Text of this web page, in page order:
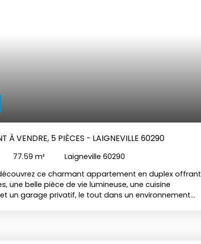
À VENDRE, 5 PIÈCES - LAIGNEVILLE 60290
77.59 m²
Laigneville 60290
ce charmant appartement en duplex offrant
une belle pièce de vie lumineuse, une cuisine
un garage privatif, le tout dans un environnement